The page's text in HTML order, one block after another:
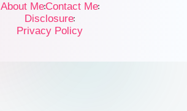
About MeContact Me
Disclosure
Privacy Policy